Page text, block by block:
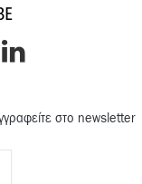
στο newsletter